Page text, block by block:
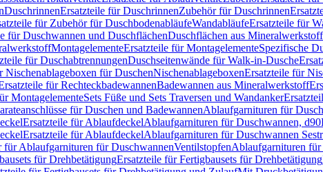
DuschrinnenErsatzteile für DuschrinnenZubehör für Duschrinnen
für Zubehör für DuschbodenabläufeWandabläufeErsatzteile für
für Duschwannen und DuschflächenDuschflächen aus
MontagelementeErsatzteile für MontagelementeSpezifische
für DuschabtrennungenDuschseitenwände für Walk-in-Dusche
Nischenablageboxen für DuschenNischenablageboxenErsatzteile für
für RechteckbadewannenBadewannen aus Mineralwerkstoff
MontagelementeSets Füße und Sets Traversen und Wandanker
für Duschen und BadewannenAblaufgarnituren für
Ersatzteile für AblaufdeckelAblaufgarnituren für Duschwannen, d90
Ersatzteile für AblaufdeckelAblaufgarnituren für Duschwannen
für Ablaufgarnituren für DuschwannenVentilstopfenAblaufgarnituren
für DrehbetätigungErsatzteile für Fertigbausets für Drehbetätigung